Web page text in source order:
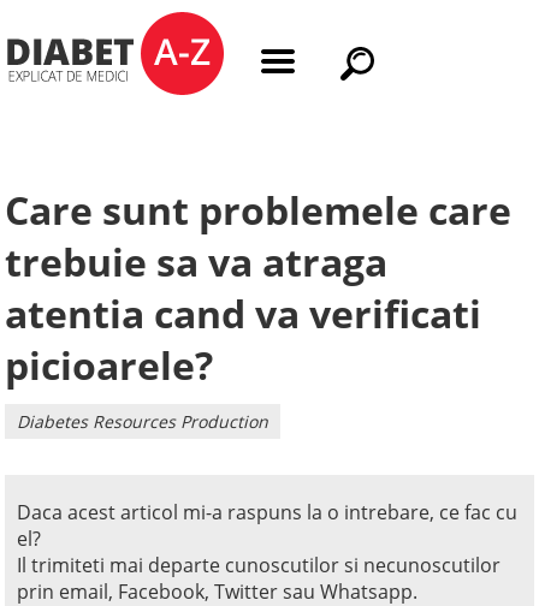
Care sunt problemele care
trebuie sa va atraga
atentia cand va verificati
picioarele?
Diabetes Resources Production
Daca acest articol mi-a raspuns la o intrebare, ce fac cu
el?
Il trimiteti mai departe cunoscutilor si necunoscutilor
prin email, Facebook, Twitter sau Whatsapp.